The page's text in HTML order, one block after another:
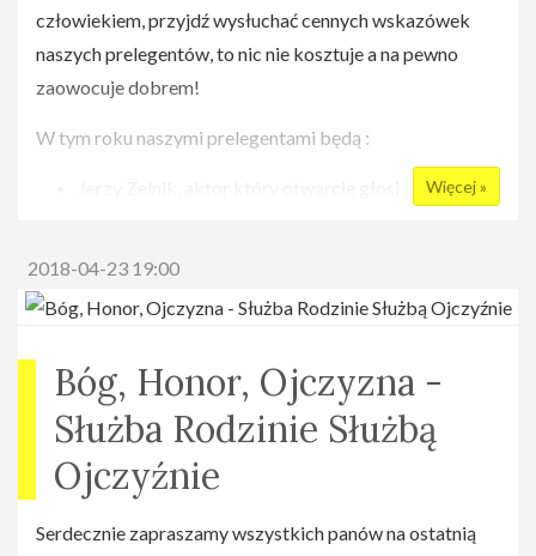
człowiekiem, przyjdź wysłuchać cennych wskazówek
naszych prelegentów, to nic nie kosztuje a na pewno
zaowocuje dobrem!
W tym roku naszymi prelegentami będą :
podążać za Bogiem
zawodowo dziennikarz Panoramy oraz Pytania na
Śniadanie
Michał Paradowski, prywatnie ojciec oraz mąż,
absolwent Szkoły Głównej Handlowej który
zawodowo zajmował się marketingiem i sprzedażą
Więcej »
2018-04-23 19:00
Bóg, Honor, Ojczyzna -
Służba Rodzinie Służbą
Ojczyźnie
Serdecznie zapraszamy wszystkich panów na ostatnią